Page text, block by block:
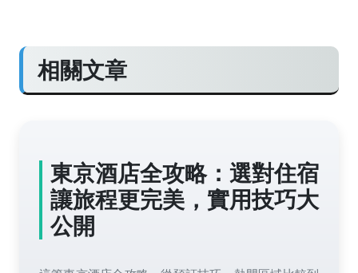
相關文章
東京酒店全攻略：選對住宿
讓旅程更完美，實用技巧大
公開